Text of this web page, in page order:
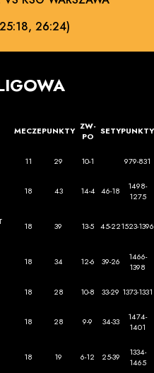
26:24)
MECZEPUNKTY ZW-
PO
SETYPUNKTY
11 29 10-1 979-831
18 43 14-4 46-18
1498-
1275
18 39 13-5 45-221523-1396
18 34 12-6 39-26
1466-
1398
18 28 10-8 33-29 1373-1331
18 28 9-9 34-33
1474-
1401
18 19 6-12 25-39
1334-
1465